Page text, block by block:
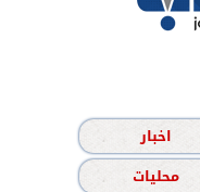
اخبار
محليات